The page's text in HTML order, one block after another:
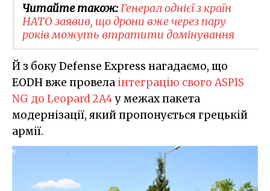
Читайте також:Генерал однієї з країн
НАТО заявив, що дрони вже через пару
років можуть втратити домінування
Й з боку Defense Express нагадаємо, що
EODH вже провела інтеграцію свого ASPIS
NG до Leopard 2A4у межах пакета
модернізації, який пропонується грецькій
армії.